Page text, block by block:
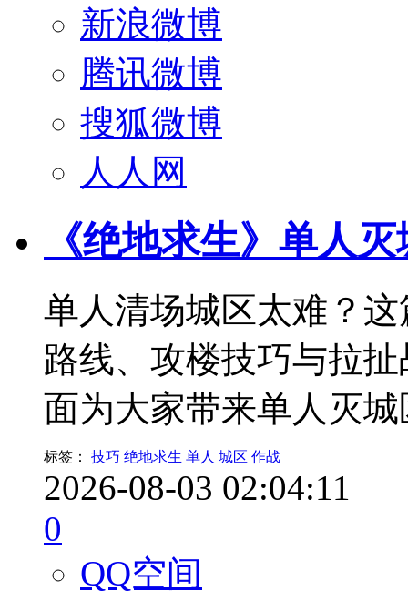
新浪微博
腾讯微博
搜狐微博
人人网
《绝地求生》单人
单人清场城区太难？
路线、攻楼技巧与拉
面为大家带来单人灭
标签： 技巧 绝地求生 单人 城区 作战
2026-08-03 02:04:11
0
QQ空间